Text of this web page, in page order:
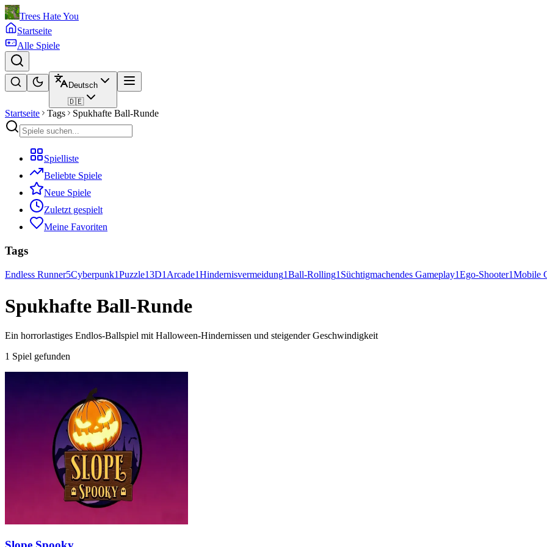
Trees Hate You
Startseite
Alle Spiele
Deutsch
🇩🇪
Startseite Tags Spukhafte Ball-Runde
Spielliste
Beliebte Spiele
Neue Spiele
Zuletzt gespielt
Meine Favoriten
Tags
Endless Runner5Cyberpunk1Puzzle13D1Arcade1Hindernisvermeidung1Ball-Rolling1Süchtigmachendes Gameplay1Ego-Shooter1Mobile
Spukhafte Ball-Runde
Ein horrorlastiges Endlos-Ballspiel mit Halloween-Hindernissen und steigender Geschwindigkeit
1 Spiel gefunden